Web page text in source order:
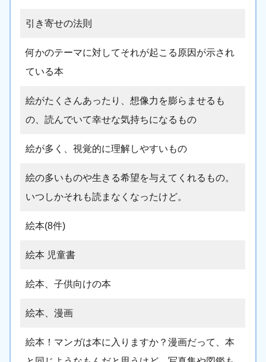
引き寄せの法則
何かのテーマに対してそれが起こる原因が示され
ている本
絵がたくさんあったり、想像力を膨らませるも
の、読んでいて幸せな気持ちになるもの
絵が多く、視覚的に理解しやすいもの
絵の多いものや生きる希望を与えてくれるもの。
いつしかそれも読まなくなったけど。
絵本(8件)
絵本 児童書
絵本、子供向けの本
絵本、漫画
絵本！マンガは本に入りますか？漫画だって、本